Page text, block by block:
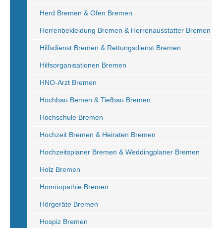
Herd Bremen & Ofen Bremen
Herrenbekleidung Bremen & Herrenausstatter Bremen
Hilfsdienst Bremen & Rettungsdienst Bremen
Hilfsorganisationen Bremen
HNO-Arzt Bremen
Hochbau Bemen & Tiefbau Bremen
Hochschule Bremen
Hochzeit Bremen & Heiraten Bremen
Hochzeitsplaner Bremen & Weddingplaner Bremen
Holz Bremen
Homöopathie Bremen
Hörgeräte Bremen
Hospiz Bremen